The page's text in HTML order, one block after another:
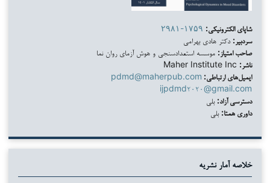
شاپای الکترونیکی: ۲۹۸۱-۱۷۵۹
سردبیر: دکتر هادی بهرامی
صاحب امتیاز: موسسه استعدادسنجی و هوش آزمای روان نما
ناشر:
ایمیل‌های ارتباطی: pdmd@maherpub.com
ijpdmd۲۰۲۰@gmail.com
دسترسی آزاد: بلی
داوری همتا: بلی
خلاصه آمار نشریه